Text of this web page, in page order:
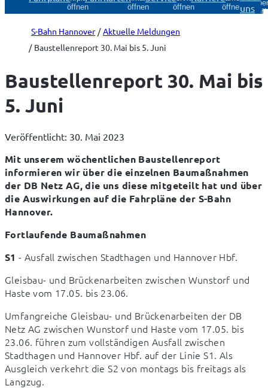
öffnen
öffnen
öffnen
öffnenuns
S-Bahn Hannover
Aktuelle Meldungen
Baustellenreport 30. Mai bis 5. Juni
Baustellenreport 30. Mai bis
5. Juni
Veröffentlicht: 30. Mai 2023
Mit unserem wöchentlichen Baustellenreport
informieren wir über die einzelnen Baumaßnahmen
der DB Netz AG, die uns diese mitgeteilt hat und über
die Auswirkungen auf die Fahrpläne der S-Bahn
Hannover.
Fortlaufende Baumaßnahmen
S1 - Ausfall zwischen Stadthagen und Hannover Hbf.
Gleisbau- und Brückenarbeiten zwischen Wunstorf und
Haste vom 17.05. bis 23.06.
Umfangreiche Gleisbau- und Brückenarbeiten der DB
Netz AG zwischen Wunstorf und Haste vom 17.05. bis
23.06. führen zum vollständigen Ausfall zwischen
Stadthagen und Hannover Hbf. auf der Linie S1. Als
Ausgleich verkehrt die S2 von montags bis freitags als
Langzug.